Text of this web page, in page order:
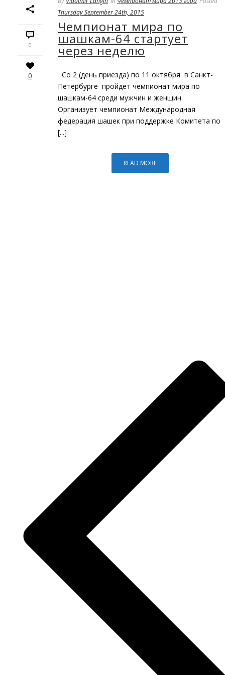
0
0
Thursday September 24th, 2015
Чемпионат мира по
шашкам-64 стартует
через неделю
Со 2 (день приезда) по 11 октября в Санкт-
Петербурге пройдет чемпионат мира по
шашкам-64 среди мужчин и женщин.
Организует чемпионат Международная
федерация шашек при поддержке Комитета по
[...]
READ MORE